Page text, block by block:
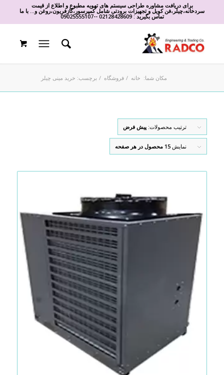
برای دریافت مشاوره طراحی سیستم های تهویه مطبوع و اطلاع از قیمت
سردخانه،چیلر،فن کویل و تجهیزات برودتی شامل کمپرسور،گازفریون،روغن و... با ما
تماس بگیرید :02128428609
-
-
09025555107
مکان شما: خانه / فروشگاه / برچسب: خرید مینی چیلر
ترتیب محصولات: پیش فرض
نمایش 15 محصول در هر صفحه